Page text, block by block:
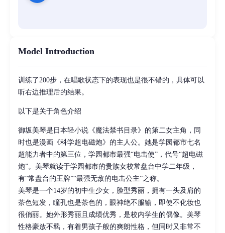
Model Introduction
训练了200步，在唱歌状态下的表现也是很不错的，具体可以
听右边推理后的结果。
以下是关于角色介绍
御坂美琴是日本轻小说《魔法禁书目录》的第二女主角，同
时也是漫画《科学超电磁炮》的主人公。她是学园都市七名
超能力者中的第三位，学园都市最强“电击使”，代号“超电磁
炮”。美琴就读于学园都市的贵族女校常盘台中学二年级，
有“常盘台的王牌”“最强无敌的电击公主”之称。
美琴是一个14岁的初中生少女，脸型秀丽，拥有一头及肩的
茶色短发，瞳孔也是茶色的，眼神绝不服输，即使不化妆也
很俏丽。她外形秀丽且成绩优秀，是校内学生的偶像。美琴
性格豪放不羁，有着男孩子般的爽朗性格，但同时又非常不